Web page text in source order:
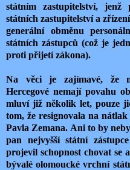
státním zastupitelství, jenž
státních zastupitelství a
generální obměnu
státních zástupců (což je
proti přijetí zákona).
Na věci je zajímavé, že
Hercegové nemají povahu
mluví již několik let, pouze
tom, že resignovala na
Pavla Zemana. Ani to by
pan nejvyšší státní
projevil schopnost chovat se
bývalé olomoucké vrchní